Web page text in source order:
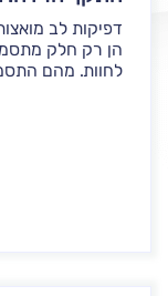
דפיקות לב
הן רק חלק
לחוות. מהם